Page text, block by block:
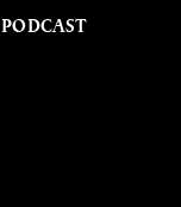
PODCAST